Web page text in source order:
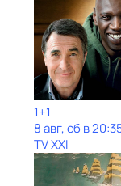
1+1
8 авг, сб в
TV XXI